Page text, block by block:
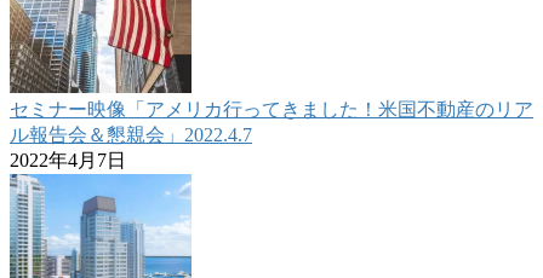
セミナー映像「アメリカ行ってきました！米国不動産のリア
ル報告会＆懇親会」2022.4.7
2022年4月7日